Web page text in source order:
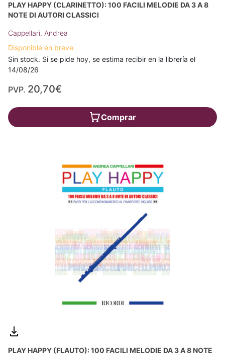
PLAY HAPPY (CLARINETTO): 100 FACILI MELODIE DA 3 A 8
NOTE DI AUTORI CLASSICI
Cappellari, Andrea
Disponible en breve
Sin stock. Si se pide hoy, se estima recibir en la librería el
14/08/26
PVP. 20,70€
Comprar
PLAY HAPPY (FLAUTO): 100 FACILI MELODIE DA 3 A 8 NOTE